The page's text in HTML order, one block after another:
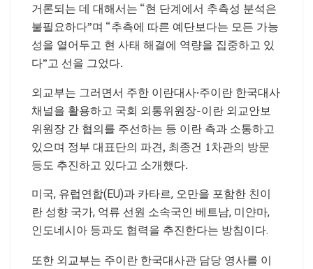
거론되는 데 대해서는 “현 단계에서 추측성 분석은
불필요하다”며 “추측에 따른 예단보다는 모든 가능
성을 열어두고 현 사태 해결에 역량을 집중하고 있
다”고 선을 그었다.
외교부는 그러면서 주한 이란대사·주이란 한국대사
채널을 활용하고 국회 외통위원장-이란 외교안보
위원장 간 협의를 주선하는 등 이란 측과 소통하고
있으며 정부 대표단의 파견, 최종건 1차관의 방문
등도 추진하고 있다고 소개했다.
미국, 유럽연합(EU)과 카타르, 오만을 포함한 친이
란 성향 국가, 억류 선원 소속국인 베트남, 미얀마,
인도네시아 등과도 협력을 추진한다는 방침이다.
또한 외교부는 주이란 한국대사관 담당 영사를 이